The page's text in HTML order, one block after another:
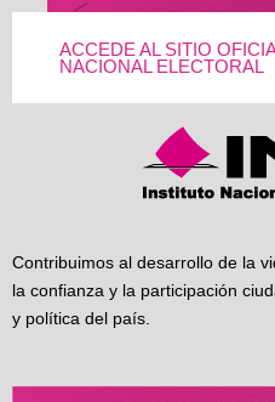
ACCEDE AL SITIO
NACIONAL ELECTORAL
Contribuimos al desarrollo de la
la confianza y la participación
y política del país.